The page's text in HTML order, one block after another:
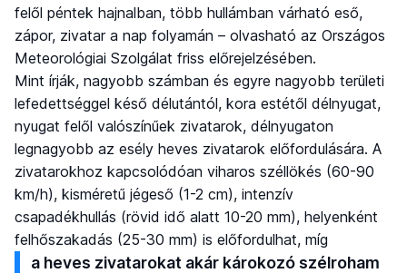
felől péntek hajnalban, több hullámban várható eső,
zápor, zivatar a nap folyamán – olvasható az Országos
Meteorológiai Szolgálat friss előrejelzésében.
Mint írják, nagyobb számban és egyre nagyobb területi
lefedettséggel késő délutántól, kora estétől délnyugat,
nyugat felől valószínűek zivatarok, délnyugaton
legnagyobb az esély heves zivatarok előfordulására. A
zivatarokhoz kapcsolódóan viharos széllökés (60-90
km/h), kisméretű jégeső (1-2 cm), intenzív
csapadékhullás (rövid idő alatt 10-20 mm), helyenként
felhőszakadás (25-30 mm) is előfordulhat, míg
a heves zivatarokat akár károkozó szélroham